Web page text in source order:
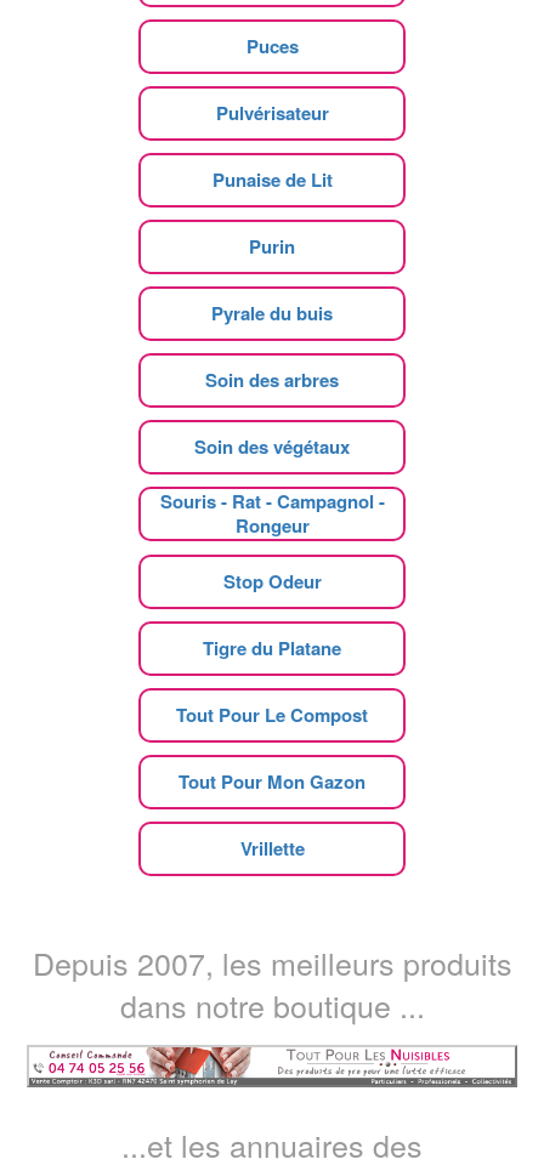
Puces
Pulvérisateur
Punaise de Lit
Purin
Pyrale du buis
Soin des arbres
Soin des végétaux
Souris - Rat - Campagnol -
Rongeur
Stop Odeur
Tigre du Platane
Tout Pour Le Compost
Tout Pour Mon Gazon
Vrillette
Depuis 2007, les meilleurs produits
dans notre boutique ...
...et les annuaires des